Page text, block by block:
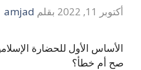
أكتوبر 11, 2022 بقلم amjad
الأساس الأول للحضارة
صح أم خطأ؟